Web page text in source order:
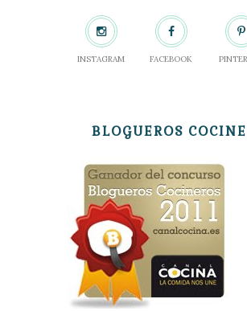
INSTAGRAM FACEBOOK
BLOGUEROS